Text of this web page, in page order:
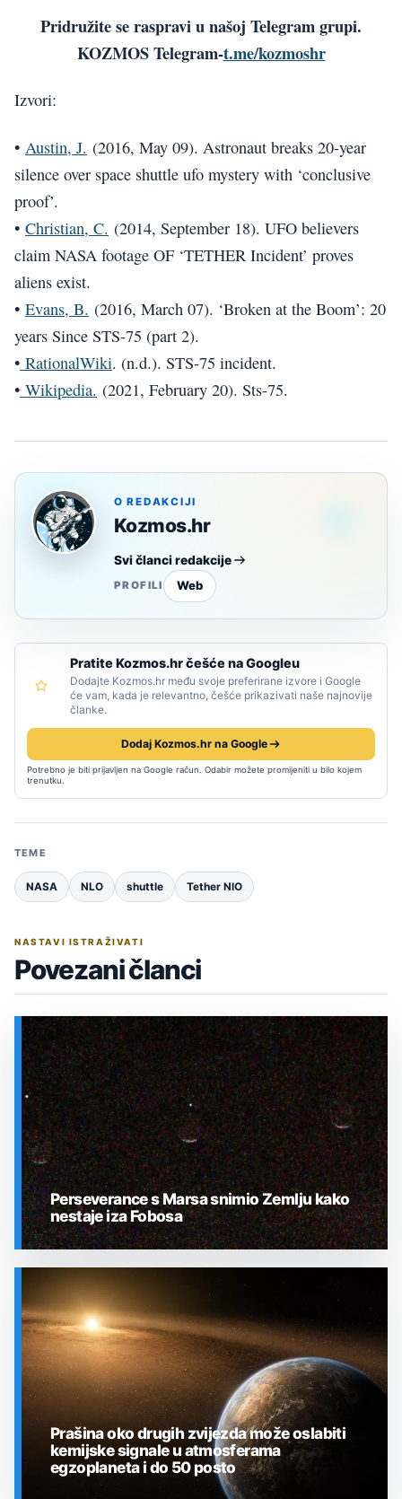
Pridružite se raspravi u našoj Telegram grupi.
KOZMOS Telegram-t.me/kozmoshr
Izvori:
• Austin, J. (2016, May 09). Astronaut breaks 20-year
silence over space shuttle ufo mystery with ‘conclusive
proof’.
• Christian, C. (2014, September 18). UFO believers
claim NASA footage OF ‘TETHER Incident’ proves
aliens exist.
• Evans, B. (2016, March 07). ‘Broken at the Boom’: 20
years Since STS-75 (part 2).
• RationalWiki. (n.d.). STS-75 incident.
• Wikipedia. (2021, February 20). Sts-75.
O REDAKCIJI
Kozmos.hr
Svi članci redakcije
PROFILI Web
Pratite Kozmos.hr češće na Googleu
Dodajte Kozmos.hr među svoje preferirane izvore i Google
će vam, kada je relevantno, češće prikazivati naše najnovije
članke.
Dodaj Kozmos.hr na Google
Potrebno je biti prijavljen na Google račun. Odabir možete promijeniti u bilo kojem
trenutku.
TEME
NASA NLO shuttle Tether NlO
NASTAVI ISTRAŽIVATI
Povezani članci
SVEMIR
Perseverance s Marsa snimio Zemlju kako
nestaje iza Fobosa
Prašina oko drugih zvijezda može oslabiti
kemijske signale u atmosferama
egzoplaneta i do 50 posto